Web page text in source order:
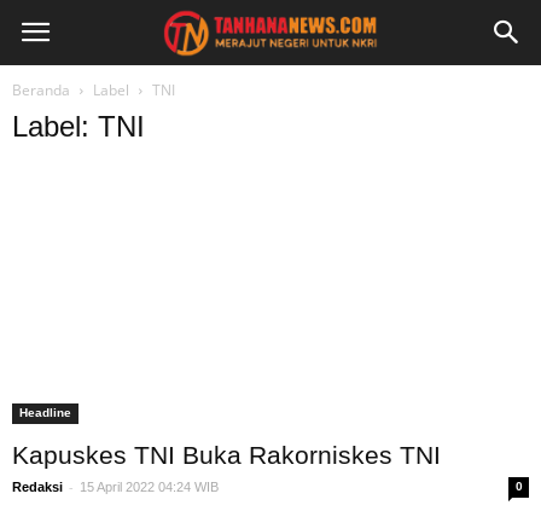
Beranda Label TNI
Label: TNI
Headline
Kapuskes TNI Buka Rakorniskes TNI
Redaksi - 15 April 2022 04:24 WIB 0